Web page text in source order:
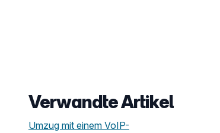
Verwandte Artikel
Umzug mit einem VoIP-